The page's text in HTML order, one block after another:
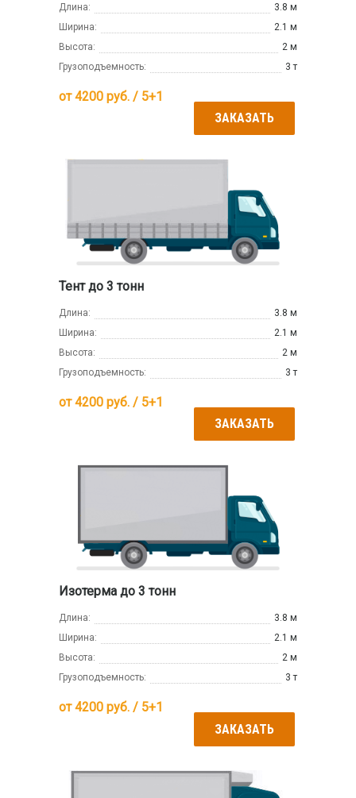
Длина:
3.8 м
Ширина:
2.1 м
Высота:
2 м
Грузоподъемность:
3 т
от4200 руб. / 5+1
ЗАКАЗАТЬ
Тент до 3 тонн
Длина:
3.8 м
Ширина:
2.1 м
Высота:
2 м
Грузоподъемность:
3 т
от4200 руб. / 5+1
ЗАКАЗАТЬ
Изотерма до 3 тонн
Длина:
3.8 м
Ширина:
2.1 м
Высота:
2 м
Грузоподъемность:
3 т
от4200 руб. / 5+1
ЗАКАЗАТЬ